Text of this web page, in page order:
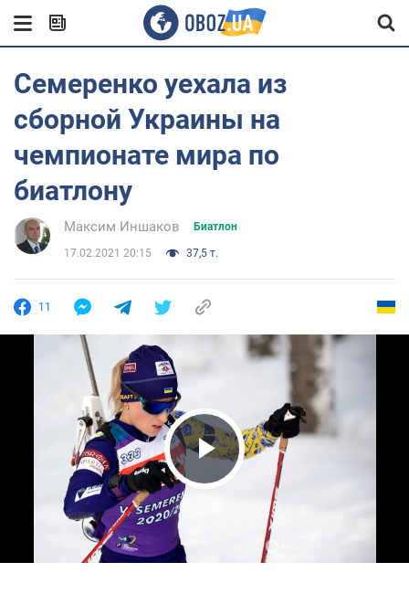
Семеренко уехала из
сборной Украины на
чемпионате мира по
биатлону
Максим Иншаков Биатлон
17.02.2021 20:15 37,5 т.
11
Play Video